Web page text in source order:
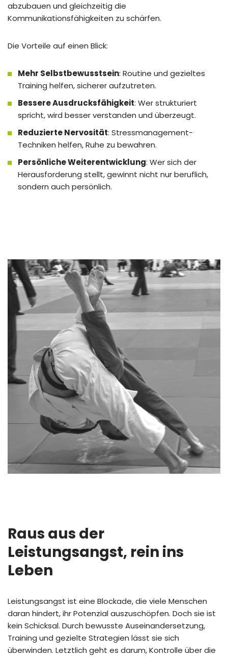
abzubauen und gleichzeitig die
Kommunikationsfähigkeiten zu schärfen.
Die Vorteile auf einen Blick:
Mehr Selbstbewusstsein: Routine und gezieltes
Training helfen, sicherer aufzutreten.
Bessere Ausdrucksfähigkeit: Wer strukturiert
spricht, wird besser verstanden und überzeugt.
Reduzierte Nervosität: Stressmanagement-
Techniken helfen, Ruhe zu bewahren.
Persönliche Weiterentwicklung: Wer sich der
Herausforderung stellt, gewinnt nicht nur beruflich,
sondern auch persönlich.
Raus aus der
Leistungsangst, rein ins
Leben
Leistungsangst ist eine Blockade, die viele Menschen
daran hindert, ihr Potenzial auszuschöpfen. Doch sie ist
kein Schicksal. Durch bewusste Auseinandersetzung,
Training und gezielte Strategien lässt sie sich
überwinden. Letztlich geht es darum, Kontrolle über die